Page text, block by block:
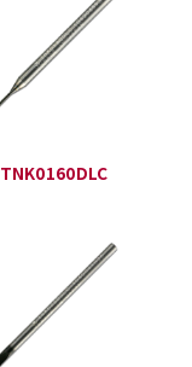
TNK0160DLC